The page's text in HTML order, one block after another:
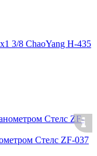
3/8 ChaoYang Н-435
Стелс ZF-037